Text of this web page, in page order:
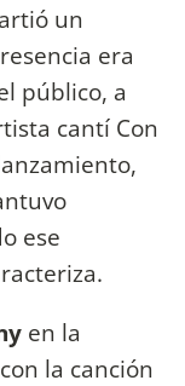
un
era
público, a
cantí Con
ese
en la
la canción